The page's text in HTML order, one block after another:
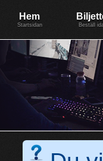
Hem
Startsidan Beställ